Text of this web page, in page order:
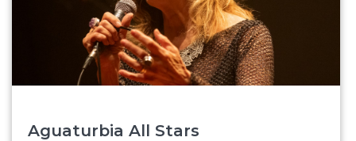
Aguaturbia All Stars